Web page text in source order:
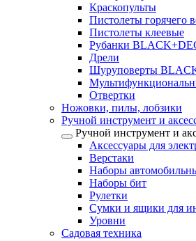
Краскопульты
Пистолеты горячего
Пистолеты клеевые
Рубанки
Дрели
Шуруповерты
Отвертки
Ножовки, пилы, лобзики
Ручной инструмент и
Ручной инструмент и
Аксессуары для
Верстаки
Наборы
Наборы бит
Рулетки
Сумки и ящики для
Уровни
Садовая техника